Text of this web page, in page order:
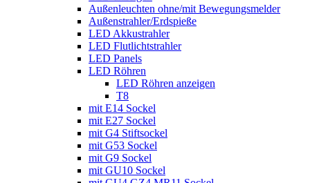
Außenleuchten ohne/mit Bewegungsmelder
Außenstrahler/Erdspieße
LED Akkustrahler
LED Flutlichtstrahler
LED Panels
LED Röhren
LED Röhren anzeigen
T8
mit E14 Sockel
mit E27 Sockel
mit G4 Stiftsockel
mit G53 Sockel
mit G9 Sockel
mit GU10 Sockel